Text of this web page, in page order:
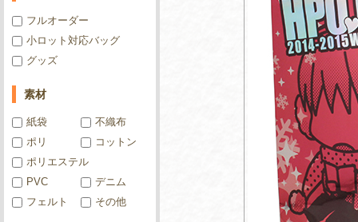
フルオーダー
小ロット対応バッグ
グッズ
素材
紙袋
不織布
ポリ
コットン
ポリエステル
PVC
デニム
フェルト
その他